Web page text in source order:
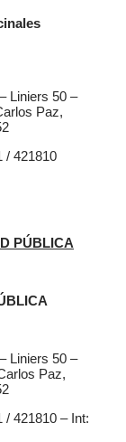
Liniers 50 –
Paz,
/ 421810
PÚBLICA
Liniers 50 –
Paz,
/ 421810 – Int: